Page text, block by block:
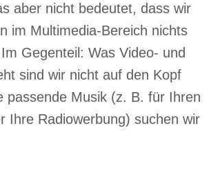
aber nicht bedeutet, dass wir
im Multimedia-Bereich nichts
Gegenteil: Was Video- und
sind wir nicht auf den Kopf
passende Musik (z. B. für Ihren
Ihre Radiowerbung) suchen wir